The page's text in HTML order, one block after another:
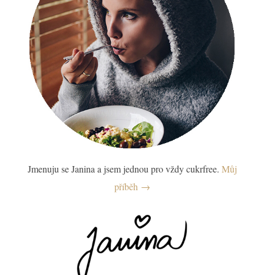
Jmenuju se Janina a jsem jednou pro vždy cukrfree. Můj
příběh →